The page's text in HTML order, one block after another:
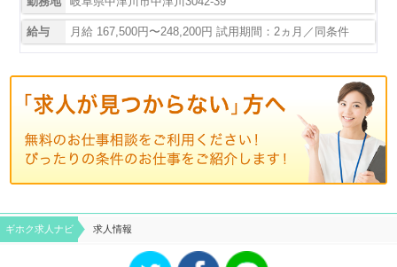
給与 月給 167,500円〜248,200円 試用期間：2ヵ月／同条件
ギホク求⼈ナビ 求人情報